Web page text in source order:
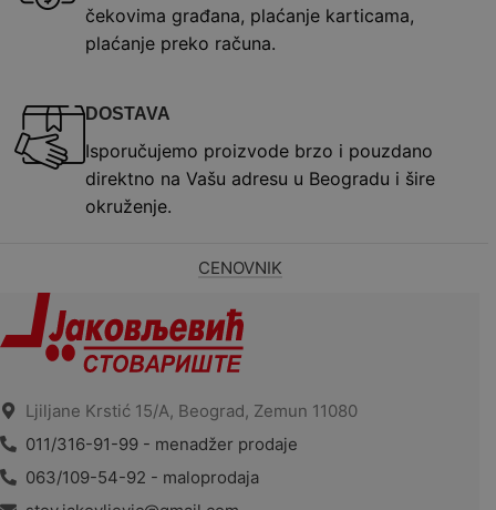
čekovima građana, plaćanje karticama,
plaćanje preko računa.
DOSTAVA
Isporučujemo proizvode brzo i pouzdano
direktno na Vašu adresu u Beogradu i šire
okruženje.
CENOVNIK
Ljiljane Krstić 15/A, Beograd, Zemun 11080
011/316-91-99 - menadžer prodaje
063/109-54-92 - maloprodaja